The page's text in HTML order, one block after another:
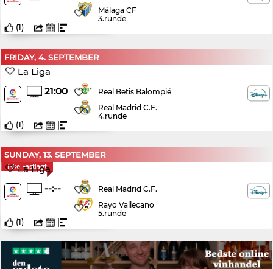
Málaga CF
3.runde
(1)
FRIDAY, 4. SEPTEMBER
La Liga
21:00
Real Betis Balompié
Real Madrid C.F.
4.runde
(1)
SUNDAY, 13. SEPTEMBER
Ikke Fastlagt
La Liga
--:--
Real Madrid C.F.
Rayo Vallecano
5.runde
(1)